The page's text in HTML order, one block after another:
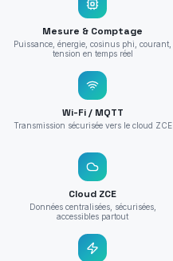
Mesure & Comptage
Puissance, énergie, cosinus phi, courant,
tension en temps réel
Wi-Fi / MQTT
Transmission sécurisée vers le cloud ZCE
Cloud ZCE
Données centralisées, sécurisées,
accessibles partout